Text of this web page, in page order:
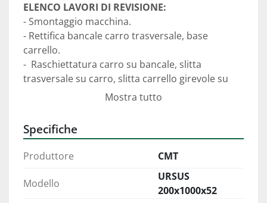
ELENCO LAVORI DI REVISIONE:
- Smontaggio macchina.
- Rettifica bancale carro trasversale, base
carrello.
-  Raschiettatura carro su bancale, slitta
trasversale su carro, slitta carrello girevole su
base e tassello contropunta su bancale.
lardoni carro longitudinale.
-  Sostituzione vite e chiocciola trasversale,
carrellino e contropunta.
girevole.
-  Sostituzione canotto contropunta.
Mostra tutto
Specifiche
Produttore CMT
Modello
URSUS
200x1000x52